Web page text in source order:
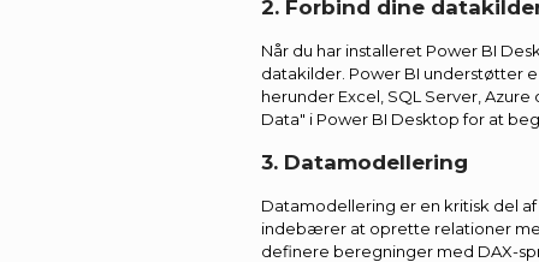
2. Forbind dine
Når du har installeret Power BI
datakilder. Power BI understøtter
herunder Excel, SQL Server,
Data" i Power BI Desktop for at
3. Datamodellering
Datamodellering er en kritisk del
indebærer at oprette relationer
definere beregninger med DAX-